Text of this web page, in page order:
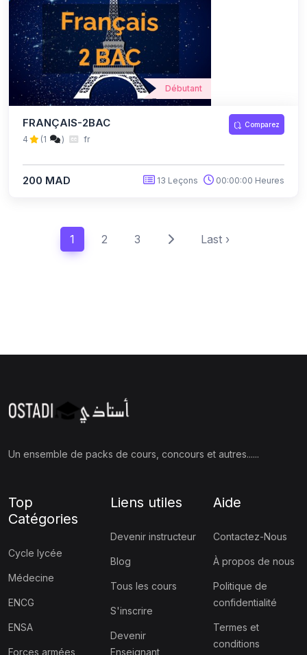
Débutant
FRANÇAIS-2BAC Comparez
4 (1 ) fr
200 MAD 13 Leçons 00:00:00 Heures
1 2 3 Last ›
Un ensemble de packs de cours, concours et autres......
Top
Catégories
Cycle lycée
Médecine
ENCG
ENSA
Forces armées
Liens utiles
Devenir instructeur
Blog
Tous les cours
S'inscrire
Devenir
Enseignant
Aide
Contactez-Nous
À propos de nous
Politique de
confidentialité
Termes et
conditions